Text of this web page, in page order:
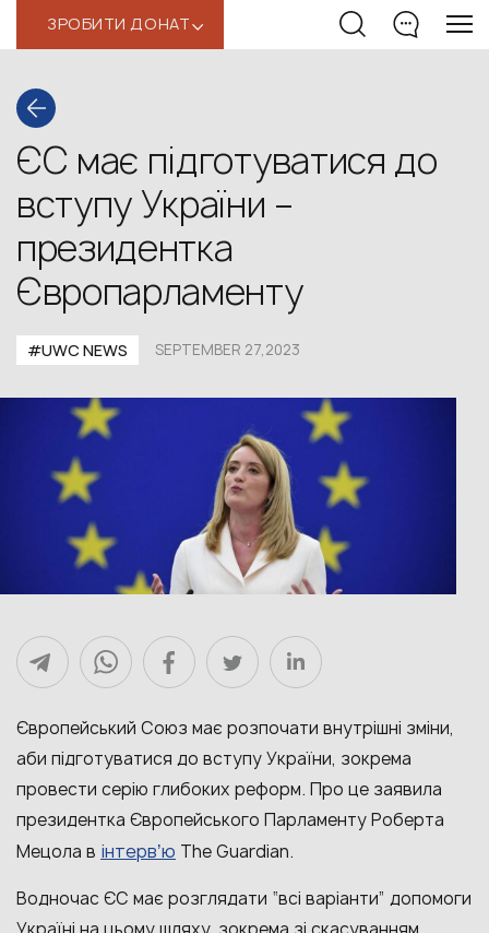
ЗРОБИТИ ДОНАТ‹
ЄС має підготуватися до
вступу України –
президентка
Європарламенту
#UWС NEWS SEPTEMBER 27,2023
Європейський Союз має розпочати внутрішні зміни,
аби підготуватися до вступу України, зокрема
провести серію глибоких реформ. Про це заявила
президентка Європейського Парламенту Роберта
Мецола в інтервʼю The Guardian.
Водночас ЄС має розглядати “всі варіанти” допомоги